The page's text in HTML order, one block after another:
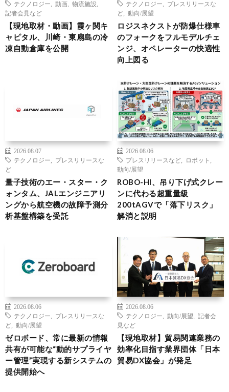
テクノロジー
動画 物流施設
記者会見など
【現地取材・動画】霞ヶ関キ
ャピタル、川崎・東扇島の冷
凍自動倉庫を公開
テクノロジー
プレスリリースな
ど
動向/展望
ロジスネクストが防爆仕様車
のフォークをフルモデルチェ
ンジ、オペレーターの快適性
向上図る
2026.08.07
テクノロジー
プレスリリースな
ど
量子技術のエー・スター・ク
ォンタム、JALエンジニアリ
ングから航空機の故障予測分
析基盤構築を受託
2026.08.06
プレスリリースなど
ロボット
動向/展望
ROBO-HI、吊り下げ式クレー
ンに代わる超重量級
200tAGVで「落下リスク」
解消と説明
2026.08.06
テクノロジー
プレスリリースな
ど
動向/展望
ゼロボード、常に最新の情報
共有が可能な“動的サプライヤ
ー管理”実現する新システムの
提供開始へ
2026.08.06
テクノロジー
動向/展望
記者会
見など
【現地取材】貿易関連業務の
効率化目指す業界団体「日本
貿易DX協会」が発足